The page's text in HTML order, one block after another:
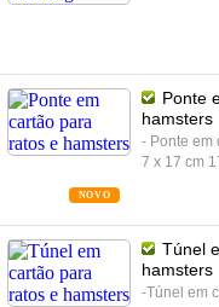
NOVO
Ponte
hamsters
- Ponte em
7 x 17 cm
Túnel
hamsters
-Túnel em